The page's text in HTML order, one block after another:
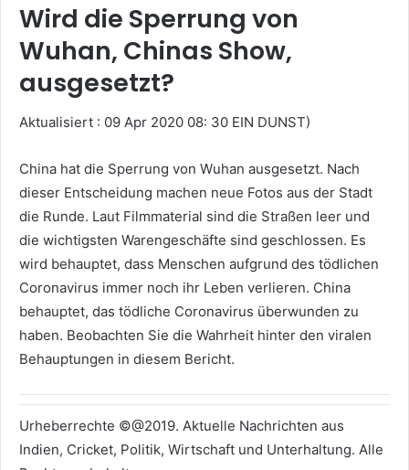
Wird die Sperrung von
Wuhan, Chinas Show,
ausgesetzt?
Aktualisiert : 09 Apr 2020 08: 30 EIN DUNST)
China hat die Sperrung von Wuhan ausgesetzt. Nach
dieser Entscheidung machen neue Fotos aus der Stadt
die Runde. Laut Filmmaterial sind die Straßen leer und
die wichtigsten Warengeschäfte sind geschlossen. Es
wird behauptet, dass Menschen aufgrund des tödlichen
Coronavirus immer noch ihr Leben verlieren. China
behauptet, das tödliche Coronavirus überwunden zu
haben. Beobachten Sie die Wahrheit hinter den viralen
Behauptungen in diesem Bericht.
Urheberrechte ©@2019. Aktuelle Nachrichten aus
Indien, Cricket, Politik, Wirtschaft und Unterhaltung. Alle